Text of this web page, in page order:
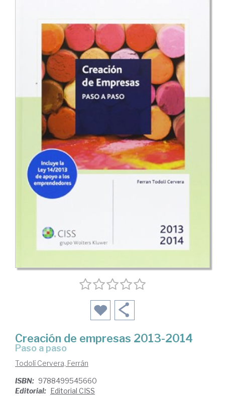
Creación de empresas 2013-2014
paso a paso
Todolí Cervera, Ferrán
ISBN: 9788499545660
Editorial: Editorial CISS